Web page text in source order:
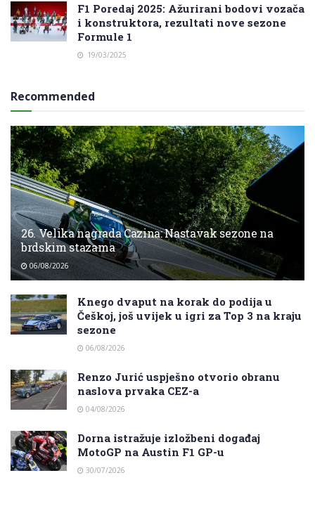
F1 Poredaj 2025: Ažurirani bodovi vozača
i konstruktora, rezultati nove sezone
Formule 1
19/03/2025
Recommended
26. Velika nagrada Cazina: Nastavak sezone na
brdskim stazama
06/08/2026
Knego dvaput na korak do podija u
Češkoj, još uvijek u igri za Top 3 na kraju
sezone
06/08/2026
Renzo Jurić uspješno otvorio obranu
naslova prvaka CEZ-a
04/08/2026
Dorna istražuje izložbeni događaj
MotoGP na Austin F1 GP-u
30/07/2026